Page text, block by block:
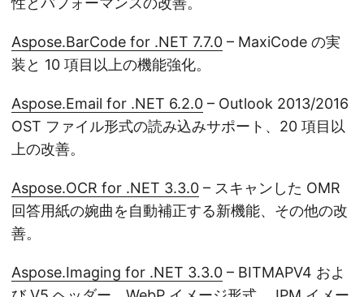
Aspose.BarCode for .NET 7.7.0 – MaxiCode の実
装と 10 項目以上の機能強化。
Aspose.Email for .NET 6.2.0 – Outlook 2013/2016
OST ファイル形式の読み込みサポート、20 項目以
上の改善。
Aspose.OCR for .NET 3.3.0 – スキャンした OMR
回答用紙の婉曲を自動補正する新機能、その他の改
善。
Aspose.Imaging for .NET 3.3.0 – BITMAPV4 およ